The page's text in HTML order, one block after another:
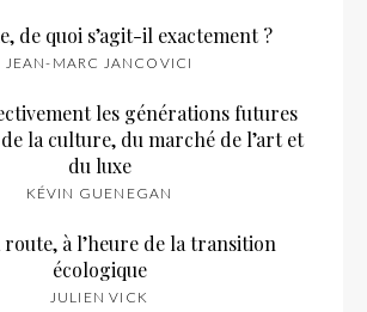
de quoi s’agit-il exactement ?
JEAN-MARC JANCOVICI
les générations futures
la culture, du marché de l’art et
du luxe
KÉVIN GUENEGAN
à l’heure de la transition
écologique
JULIEN VICK